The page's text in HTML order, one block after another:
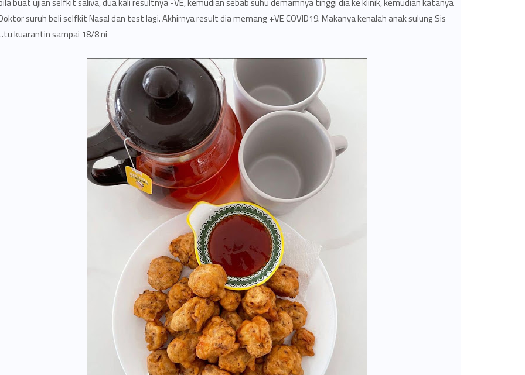
suruh beli selfkit Nasal dan test lagi. Akhirnya result dia memang +VE COVID19. Makanya kenalah anak sulung Sis
tu kuarantin sampai 18/8 ni..